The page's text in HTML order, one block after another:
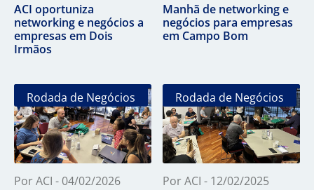
ACI oportuniza
networking e negócios a
empresas em Dois
Irmãos
Manhã de networking e
negócios para empresas
em Campo Bom
Rodada de Negócios
Por ACI - 04/02/2026
Rodada de Negócios
Por ACI - 12/02/2025